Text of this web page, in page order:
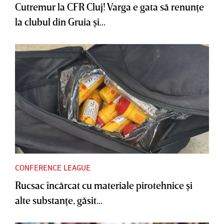
Cutremur la CFR Cluj! Varga e gata să renunţe
la clubul din Gruia şi...
CONFERENCE LEAGUE
Rucsac încărcat cu materiale pirotehnice şi
alte substanţe, găsit...